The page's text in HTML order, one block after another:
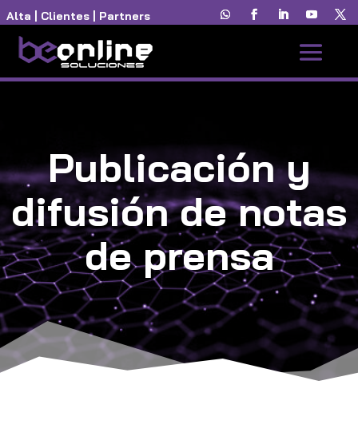
Alta Clientes Partners
Publicación y
difusión de notas
de prensa